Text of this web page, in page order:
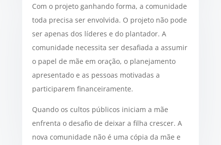
Com o projeto ganhando forma, a comunidade
toda precisa ser envolvida. O projeto não pode
ser apenas dos líderes e do plantador. A
comunidade necessita ser desafiada a assumir
o papel de mãe em oração, o planejamento
apresentado e as pessoas motivadas a
participarem financeiramente.
Quando os cultos públicos iniciam a mãe
enfrenta o desafio de deixar a filha crescer. A
nova comunidade não é uma cópia da mãe e